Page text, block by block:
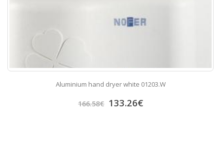
Aluminium hand dryer white 01203.W
166.58€ 133.26€